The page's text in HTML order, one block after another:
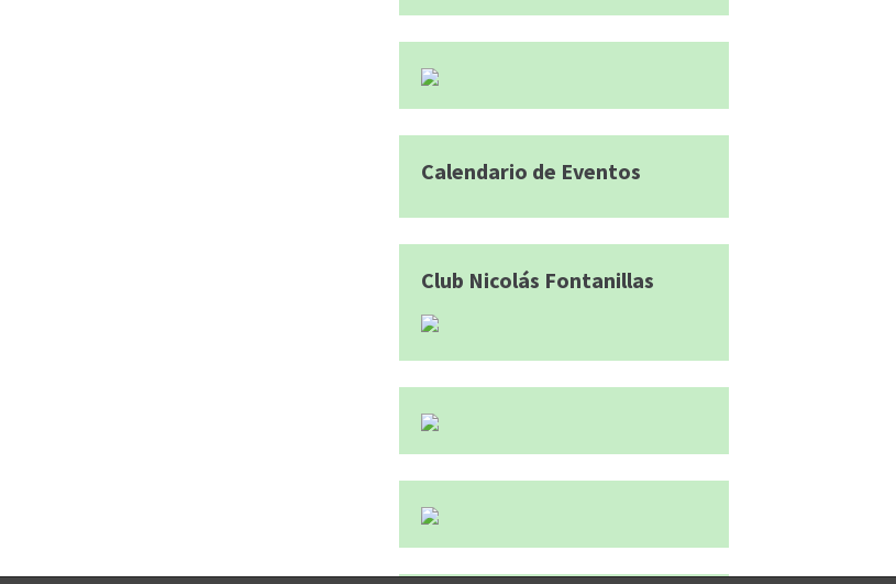
Calendario de Eventos
Club Nicolás Fontanillas